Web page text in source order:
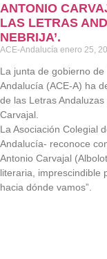
ANTONIO
LAS LETRAS
NEBRIJA’.
ACE-Andalucía enero 25,
La junta de gobierno
Andalucía (ACE-A) ha
de las Letras Andaluzas
Carvajal.
La Asociación Colegial
Andalucía- reconoce
Antonio Carvajal
literaria, imprescindible
hacia dónde vamos”.